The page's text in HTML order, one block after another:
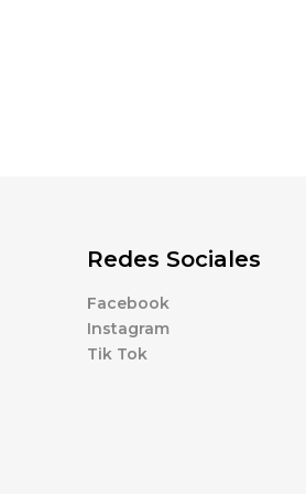
Redes Sociales
Facebook
Instagram
Tik Tok